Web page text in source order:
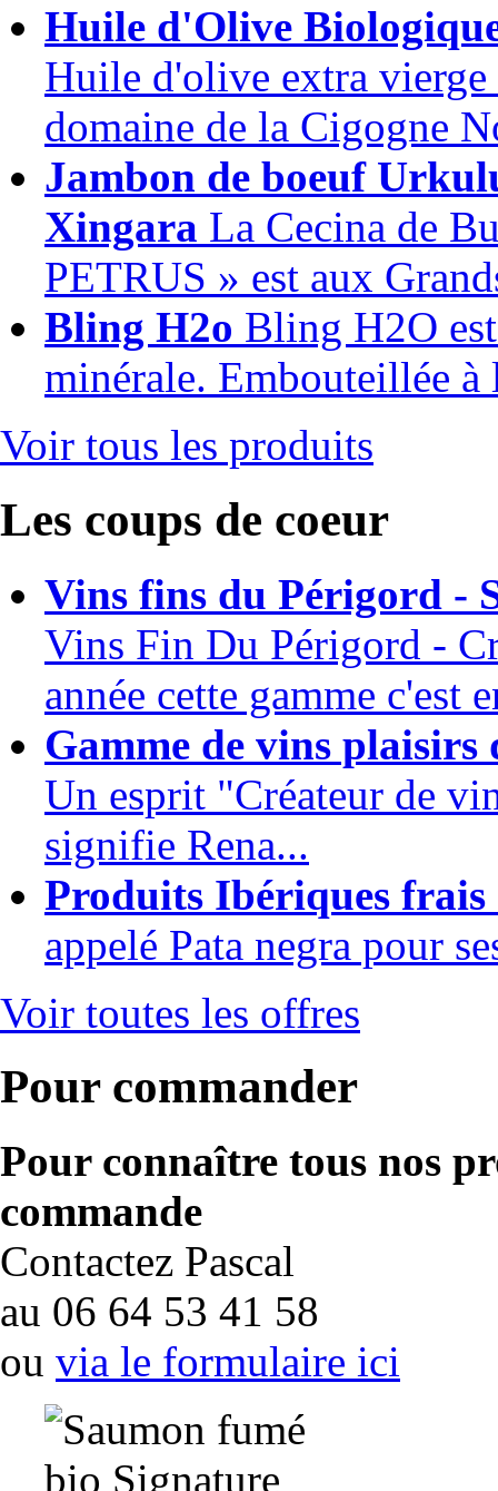
Huile d'Olive
Huile d'olive extra vierge
domaine de la Cigogne
Jambon de boeuf
Xingara La Cecina de
PETRUS » est aux
Bling H2o Bling H2O
minérale. Embouteillée à
Voir tous les produits
Les coups de coeur
Vins fins du Périgord -
Vins Fin Du Périgord -
année cette gamme c'est
Gamme de vins
Un esprit "Créateur de
signifie Rena...
Produits Ibériques frais
appelé Pata negra pour
Voir toutes les offres
Pour commander
Pour connaître tous nos
commande
Contactez Pascal
au 06 64 53 41 58
ou via le formulaire ici